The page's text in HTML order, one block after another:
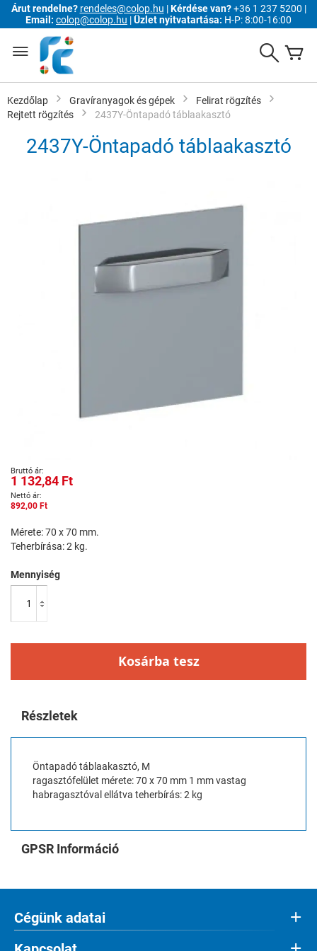
Árut rendelne? rendeles@colop.hu |Kérdése van?+36 1 237 5200 |
Email: colop@colop.hu |Üzlet nyitvatartása: H-P: 8:00-16:00
Search
Kezdőlap Gravíranyagok és gépek
Felirat rögzítés
Rejtett rögzítés
2437Y-Öntapadó táblaakasztó
2437Y-Öntapadó táblaakasztó
Ugrás
a
képgaléria
elejére
1 132,84 Ft
892,00 Ft
Mérete: 70 x 70 mm.
Teherbírása: 2 kg.
Mennyiség
Kosárba tesz
Részletek
Öntapadó táblaakasztó, M
ragasztófelület mérete: 70 x 70 mm 1 mm vastag
habragasztóval ellátva teherbírás: 2 kg
GPSR Információ
Cégünk adatai